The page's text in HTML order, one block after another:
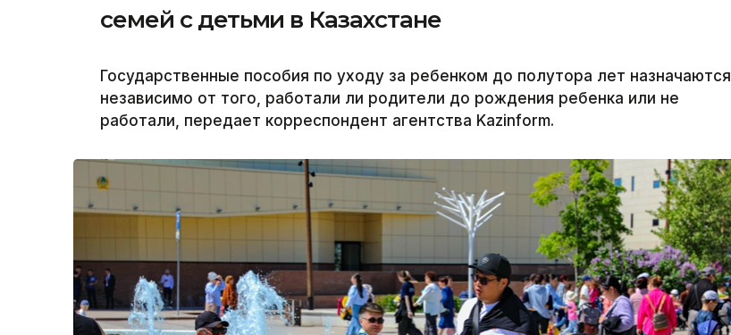
семей с детьми в Казахстане
Государственные пособия по уходу за ребенком до полутора лет назначаются
независимо от того, работали ли родители до рождения ребенка или не
работали, передает корреспондент агентства Kazinform.